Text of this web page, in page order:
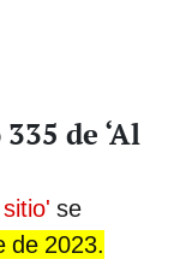
de ‘Al
se
de 2023.